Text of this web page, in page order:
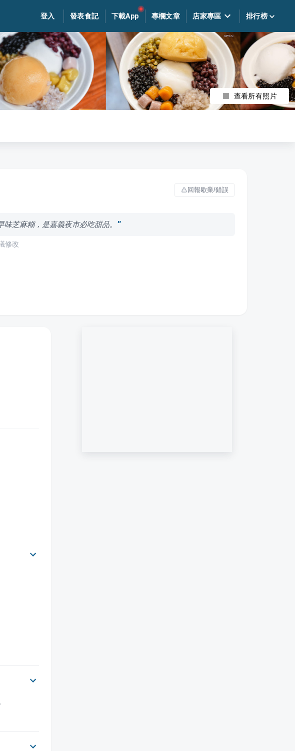
登入 發表食記 下載App 專欄文章 店家專區 排行榜
查看所有照片
回報歇業/錯誤
芝麻糊，是嘉義夜市必吃甜品。
修改